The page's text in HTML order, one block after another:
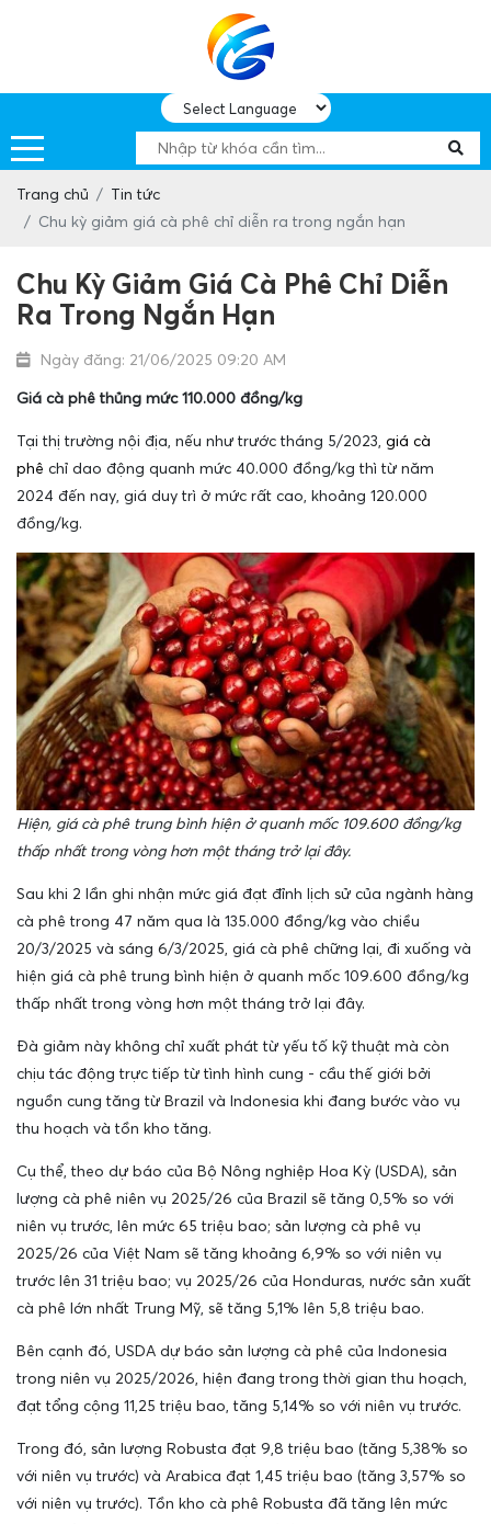
Trang chủ
Tin tức
Chu kỳ giảm giá cà phê chỉ diễn ra trong ngắn hạn
Chu Kỳ Giảm Giá Cà Phê Chỉ Diễn
Ra Trong Ngắn Hạn
Ngày đăng: 21/06/2025 09:20 AM
Giá cà phê thủng mức 110.000 đồng/kg
Tại thị trường nội địa, nếu như trước tháng 5/2023, giá cà
phê chỉ dao động quanh mức 40.000 đồng/kg thì từ năm
2024 đến nay, giá duy trì ở mức rất cao, khoảng 120.000
đồng/kg.
Hiện, giá cà phê trung bình hiện ở quanh mốc 109.600 đồng/kg
thấp nhất trong vòng hơn một tháng trở lại đây.
Sau khi 2 lần ghi nhận mức giá đạt đỉnh lịch sử của ngành hàng
cà phê trong 47 năm qua là 135.000 đồng/kg vào chiều
20/3/2025 và sáng 6/3/2025, giá cà phê chững lại, đi xuống và
hiện giá cà phê trung bình hiện ở quanh mốc 109.600 đồng/kg
thấp nhất trong vòng hơn một tháng trở lại đây.
Đà giảm này không chỉ xuất phát từ yếu tố kỹ thuật mà còn
chịu tác động trực tiếp từ tình hình cung - cầu thế giới bởi
nguồn cung tăng từ Brazil và Indonesia khi đang bước vào vụ
thu hoạch và tồn kho tăng.
Cụ thể, theo dự báo của Bộ Nông nghiệp Hoa Kỳ (USDA), sản
lượng cà phê niên vụ 2025/26 của Brazil sẽ tăng 0,5% so với
niên vụ trước, lên mức 65 triệu bao; sản lượng cà phê vụ
2025/26 của Việt Nam sẽ tăng khoảng 6,9% so với niên vụ
trước lên 31 triệu bao; vụ 2025/26 của Honduras, nước sản xuất
cà phê lớn nhất Trung Mỹ, sẽ tăng 5,1% lên 5,8 triệu bao.
Bên cạnh đó, USDA dự báo sản lượng cà phê của Indonesia
trong niên vụ 2025/2026, hiện đang trong thời gian thu hoạch,
đạt tổng cộng 11,25 triệu bao, tăng 5,14% so với niên vụ trước.
Trong đó, sản lượng Robusta đạt 9,8 triệu bao (tăng 5,38% so
với niên vụ trước) và Arabica đạt 1,45 triệu bao (tăng 3,57% so
với niên vụ trước). Tồn kho cà phê Robusta đã tăng lên mức